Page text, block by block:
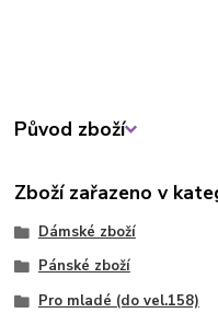
Původ zboží
Zboží zařazeno v
Dámské zboží
Pánské zboží
Pro mladé (do vel.158)